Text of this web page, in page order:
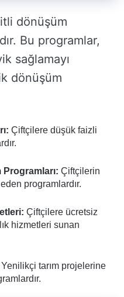
dönüşüm
Bu programlar,
sağlamayı
dönüşüm
Çiftçilere düşük faizli
Çiftçilerin
programlardır.
Çiftçilere ücretsiz
hizmetleri sunan
Yenilikçi tarım projelerine